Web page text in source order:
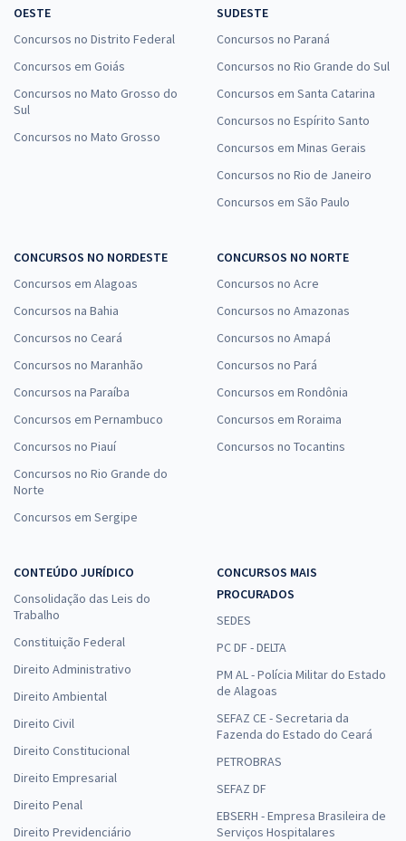
OESTE
Concursos no Distrito Federal
Concursos em Goiás
Concursos no Mato Grosso do
Sul
Concursos no Mato Grosso
SUDESTE
Concursos no Paraná
Concursos no Rio Grande do Sul
Concursos em Santa Catarina
Concursos no Espírito Santo
Concursos em Minas Gerais
Concursos no Rio de Janeiro
Concursos em São Paulo
CONCURSOS NO NORDESTE
Concursos em Alagoas
Concursos na Bahia
Concursos no Ceará
Concursos no Maranhão
Concursos na Paraíba
Concursos em Pernambuco
Concursos no Piauí
Concursos no Rio Grande do
Norte
Concursos em Sergipe
CONCURSOS NO NORTE
Concursos no Acre
Concursos no Amazonas
Concursos no Amapá
Concursos no Pará
Concursos em Rondônia
Concursos em Roraima
Concursos no Tocantins
CONTEÚDO JURÍDICO
Consolidação das Leis do
Trabalho
Constituição Federal
Direito Administrativo
Direito Ambiental
Direito Civil
Direito Constitucional
Direito Empresarial
Direito Penal
Direito Previdenciário
CONCURSOS MAIS
PROCURADOS
SEDES
PC DF - DELTA
PM AL - Polícia Militar do Estado
de Alagoas
SEFAZ CE - Secretaria da
Fazenda do Estado do Ceará
PETROBRAS
SEFAZ DF
EBSERH - Empresa Brasileira de
Serviços Hospitalares